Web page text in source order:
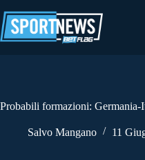
al
contenuto
Probabili formazioni:
Salvo Mangano 11